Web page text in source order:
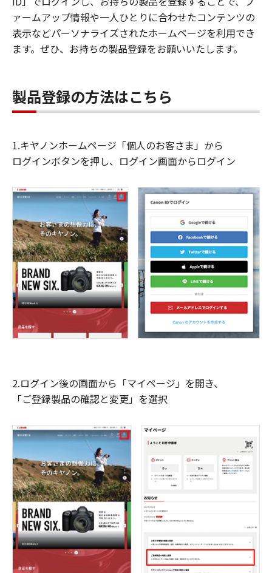
ァームアップ情報や一人ひとりに合わせたコンテンツの
表示などパーソナライズされたホームページを利用でき
ます。ぜひ、お持ちの製品登録をお願いいたします。
製品登録の方法はこちら
1.キヤノンホームページ「個人のお客さま」から
ログインボタンを押し、ログイン画面からログイン
2.ログイン後の画面から「マイページ」を開き、
「ご登録製品の確認と変更」を選択